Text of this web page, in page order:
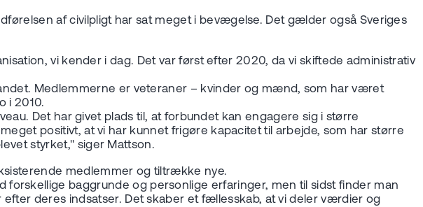
af civilpligt har sat meget i bevægelse. Det gælder også Sveriges
vi kender i dag. Det var først efter 2020, da vi skiftede administrativ
Medlemmerne er veteraner – kvinder og mænd, som har været
i 2010.
Det har givet plads til, at forbundet kan engagere sig i større
positivt, at vi har kunnet frigøre kapacitet til arbejde, som har større
styrket," siger Mattson.
medlemmer og tiltrække nye.
baggrunde og personlige erfaringer, men til sidst finder man
deres indsatser. Det skaber et fællesskab, at vi deler værdier og